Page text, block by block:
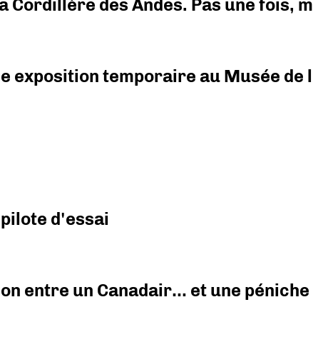
Cordillère des Andes. Pas une fois,
exposition temporaire au Musée de
d'essai
entre un Canadair… et une péniche